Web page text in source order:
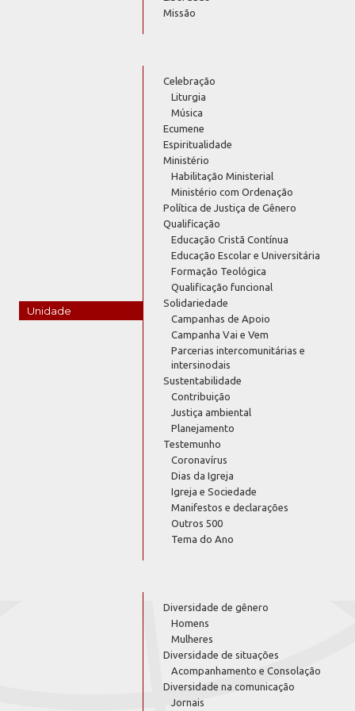
Missão
Unidade
Celebração
Liturgia
Música
Ecumene
Espiritualidade
Ministério
Habilitação Ministerial
Ministério com Ordenação
Política de Justiça de Gênero
Qualificação
Educação Cristã Contínua
Educação Escolar e Universitária
Formação Teológica
Qualificação funcional
Solidariedade
Campanhas de Apoio
Campanha Vai e Vem
Parcerias intercomunitárias e
intersinodais
Sustentabilidade
Contribuição
Justiça ambiental
Planejamento
Testemunho
Coronavírus
Dias da Igreja
Igreja e Sociedade
Manifestos e declarações
Outros 500
Tema do Ano
Diversidade de gênero
Homens
Mulheres
Diversidade de situações
Acompanhamento e Consolação
Diversidade na comunicação
Jornais